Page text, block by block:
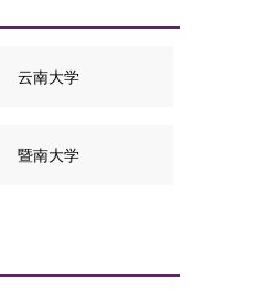
云南大学
暨南大学